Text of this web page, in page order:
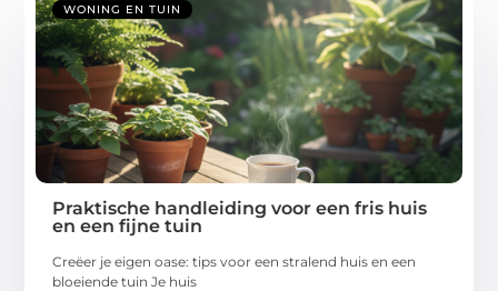
WONING EN TUIN
Praktische handleiding voor een fris huis
en een fijne tuin
Creëer je eigen oase: tips voor een stralend huis en een
bloeiende tuin Je huis